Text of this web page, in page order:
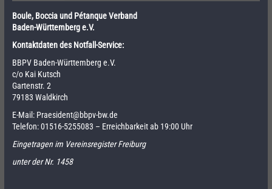
Boule, Boccia und Pétanque Verband
Baden-Württemberg e.V.
Kontaktdaten des Notfall-Service:
BBPV Baden-Württemberg e.V.
c/o Kai Kutsch
Gartenstr. 2
79183 Waldkirch
E-Mail: Praesident@bbpv-bw.de
Telefon:01516-5255083 – Erreichbarkeit ab 19:00 Uhr
Eingetragen im Vereinsregister Freiburg
unter der Nr. 1458